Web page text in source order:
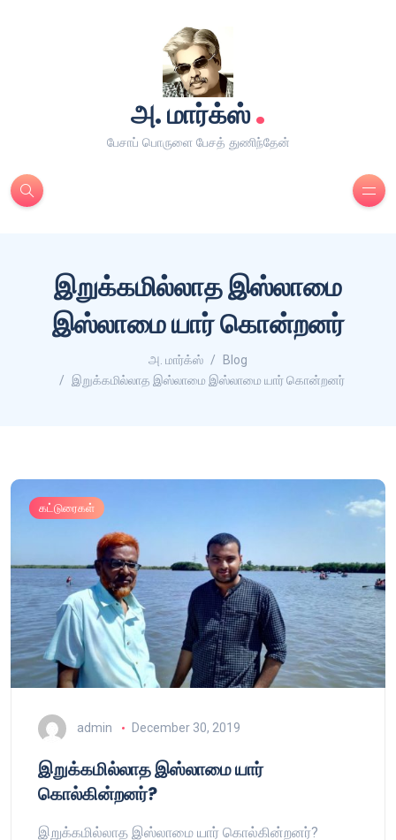
அ. மார்க்ஸ்.
பேசாப் பொருளை பேசத் துணிந்தேன்
இறுக்கமில்லாத இஸ்லாமை
இஸ்லாமை யார் கொன்றனர்
அ. மார்க்ஸ்
Blog
இறுக்கமில்லாத இஸ்லாமை இஸ்லாமை யார் கொன்றனர்
கட்டுரைகள்
admin December 30, 2019
இறுக்கமில்லாத இஸ்லாமை யார்
கொல்கின்றனர்?
இறுக்கமில்லாத இஸ்லாமை யார் கொல்கின்றனர்?